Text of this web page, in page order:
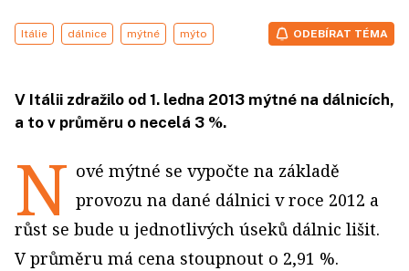
Itálie dálnice mýtné mýto ODEBÍRAT TÉMA
V Itálii zdražilo od 1. ledna 2013 mýtné na dálnicích,
a to v průměru o necelá 3 %.
N ové mýtné se vypočte na základě
provozu na dané dálnici v roce 2012 a
růst se bude u jednotlivých úseků dálnic lišit.
V průměru má cena stoupnout o 2,91 %.